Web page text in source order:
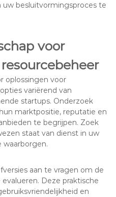
besluitvormingsproces te
voor
oplossingen voor
variërend van
startups. Onderzoek
marktpositie, reputatie en
te begrijpen. Zoek
staat van dienst in uw
aan te vragen om de
Deze praktische
en